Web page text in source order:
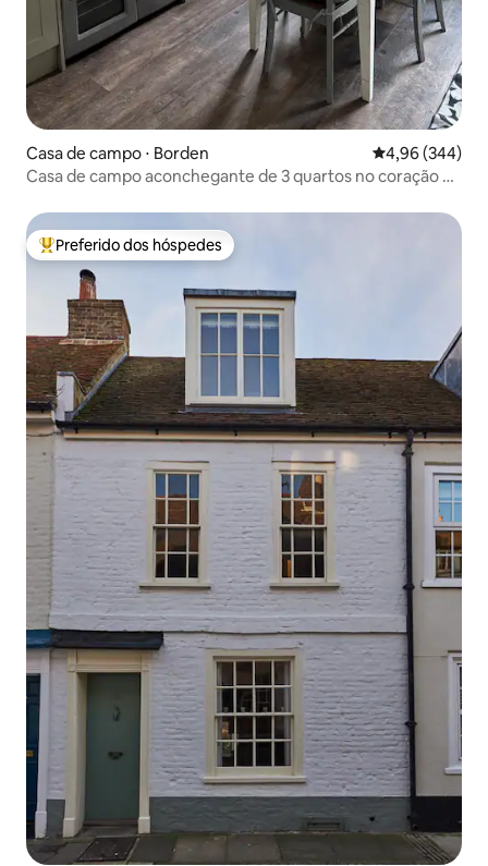
Casa de campo ⋅ Borden 4,96 de uma
4,96 (344)
Casa de campo aconchegante de 3 quartos no coração de
Entre os melhores preferidos dos hóspedes
Preferido dos hóspedes